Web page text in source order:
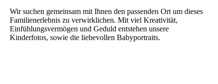
Wir suchen gemeinsam mit Ihnen den passenden Ort um dieses
Familienerlebnis zu verwirklichen. Mit viel Kreativität,
Einfühlungsvermögen und Geduld entstehen unsere
Kinderfotos, sowie die liebevollen Babyportraits.